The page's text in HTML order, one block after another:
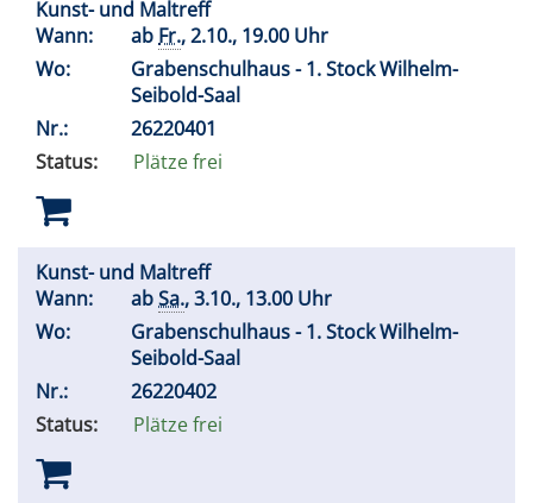
Kunst- und Maltreff
Wann:
ab Fr., 2.10., 19.00 Uhr
Wo:
Grabenschulhaus - 1. Stock Wilhelm-
Seibold-Saal
Nr.:
26220401
Status:
Plätze frei
Kunst- und Maltreff
Wann:
abSa., 3.10., 13.00 Uhr
Wo:
Grabenschulhaus - 1. Stock Wilhelm-
Seibold-Saal
Nr.:
26220402
Status:
Plätze frei